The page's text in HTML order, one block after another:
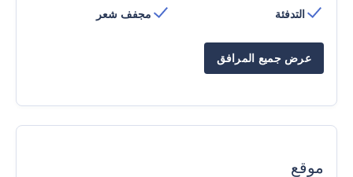
التدفئة
مجفف شعر
عرض جميع المرافق
موقع